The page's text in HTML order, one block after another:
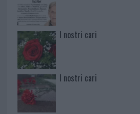
I nostri cari
I nostri cari